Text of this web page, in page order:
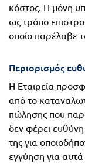
κόστος. Η μόνη
ως τρόπο
οποίο παρέλαβε
Περιορισμός
Η Εταιρεία
από το
πώλησης που
δεν φέρει
της για
εγγύηση για